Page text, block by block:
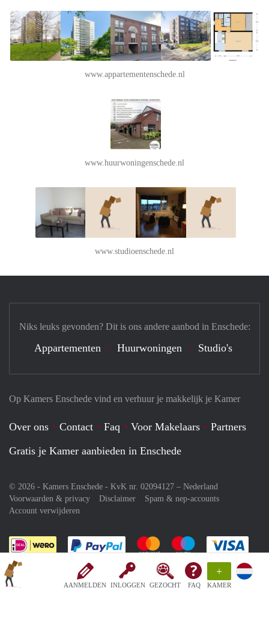
AANMELDEN INLOGGEN GEZOCHT FAQ
+
KAMER
www.appartementenschede.nl
www.huurwoningenschede.nl
www.studioenschede.nl
Op Kamers Enschede vind en verhuur je makkelijk je Kamer
Over ons Contact Faq Voor Makelaars
Partners
Gratis je Kamer aanbieden in Enschede
© 2026 - Kamers Enschede - KvK nr. 02094127 – Nederland
Voorwaarden & privacy
Disclaimer
Spam & nep-accounts
Account verwijderen
Je rekent gemakkelijk af met Paypal
Je rekent gemakkelijk af met
Je rekent
Niks leuks gevonden? Dit is ons andere aanbod in Enschede:
Appartementen Huurwoningen Studio's